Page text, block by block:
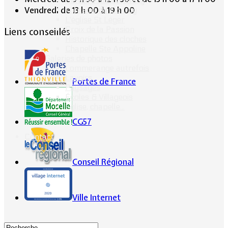
Fontaine du Conroy
Croix de la Passion
Galeries de photos
Lommerange autrefois
Lavoirs
Paysages
Écoles & Villageois
Église, chapelle...
Contact
Vendredi de 13 h 00 à 19 h 00
Liens conseillés
Portes de France
CG57
Conseil Régional
Ville Internet